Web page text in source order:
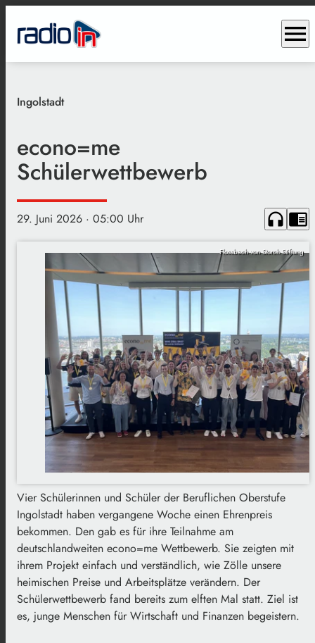
menu
Ingolstadt
econo=me
Schülerwettbewerb
29. Juni 2026 · 05:00 Uhr headphones chrome_reader_mode
Flossbach von Storch Stiftung
Vier Schülerinnen und Schüler der Beruflichen Oberstufe
Ingolstadt haben vergangene Woche einen Ehrenpreis
bekommen. Den gab es für ihre Teilnahme am
deutschlandweiten econo=me Wettbewerb. Sie zeigten mit
ihrem Projekt einfach und verständlich, wie Zölle unsere
heimischen Preise und Arbeitsplätze verändern. Der
Schülerwettbewerb fand bereits zum elften Mal statt. Ziel ist
es, junge Menschen für Wirtschaft und Finanzen begeistern.